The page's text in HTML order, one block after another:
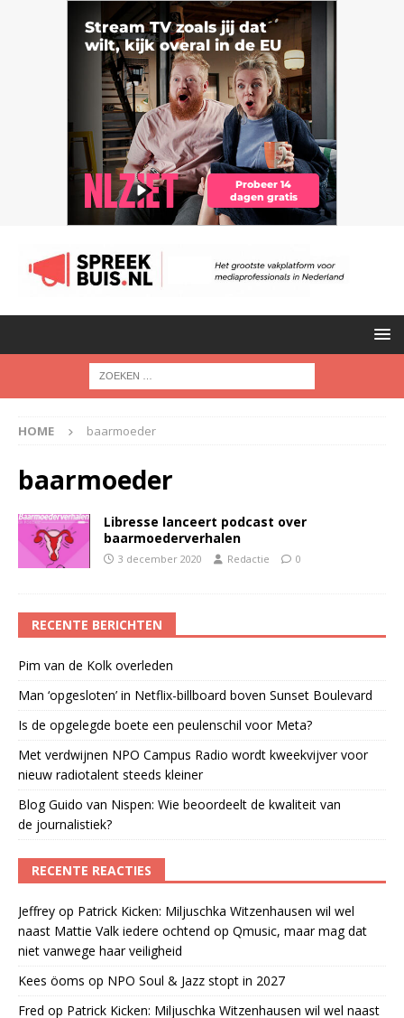
HOME baarmoeder
baarmoeder
Libresse lanceert podcast over
baarmoederverhalen
3 december 2020 Redactie 0
RECENTE BERICHTEN
Pim van de Kolk overleden
Man ‘opgesloten’ in Netflix-billboard boven Sunset Boulevard
Is de opgelegde boete een peulenschil voor Meta?
Met verdwijnen NPO Campus Radio wordt kweekvijver voor
nieuw radiotalent steeds kleiner
Blog Guido van Nispen: Wie beoordeelt de kwaliteit van
de journalistiek?
RECENTE REACTIES
Jeffrey op Patrick Kicken: Miljuschka Witzenhausen wil wel
naast Mattie Valk iedere ochtend op Qmusic, maar mag dat
niet vanwege haar veiligheid
Kees öoms op NPO Soul & Jazz stopt in 2027
Fred op Patrick Kicken: Miljuschka Witzenhausen wil wel naast